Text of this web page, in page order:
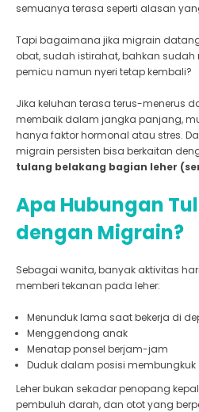
semuanya terasa seperti alasan
Tapi bagaimana jika migrain
obat, sudah istirahat, bahkan
pemicu namun nyeri tetap kembali?
Jika keluhan terasa terus-menerus
membaik dalam jangka panjang,
hanya faktor hormonal atau stres.
migrain persisten bisa berkaitan
tulang belakang bagian leher
Apa Hubungan
dengan Migrain?
Sebagai wanita, banyak aktivitas
memberi tekanan pada leher:
Menunduk lama saat bekerja di
Menggendong anak
Menatap ponsel berjam-jam
Duduk dalam posisi membungkuk
Leher bukan sekadar penopang
pembuluh darah, dan otot yang